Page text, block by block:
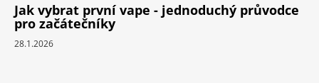
Jak vybrat první vape - jednoduchý průvodce
pro začátečníky
28.1.2026